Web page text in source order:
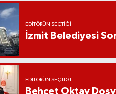
EDITÖRÜN SEÇTIĞI
İzmit Belediyesi
EDITÖRÜN SEÇTIĞI
Behçet Oktay